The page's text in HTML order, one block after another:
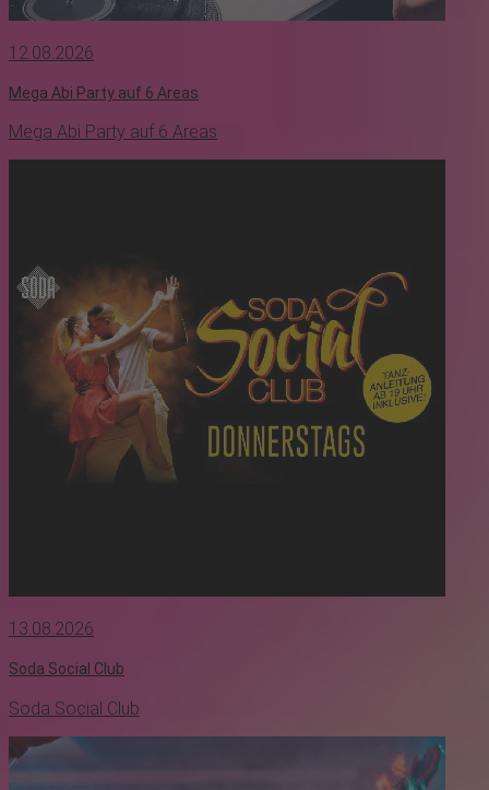
12.08.2026
Mega Abi Party auf 6 Areas
Mega Abi Party auf 6 Areas
13.08.2026
Soda Social Club
Soda Social Club